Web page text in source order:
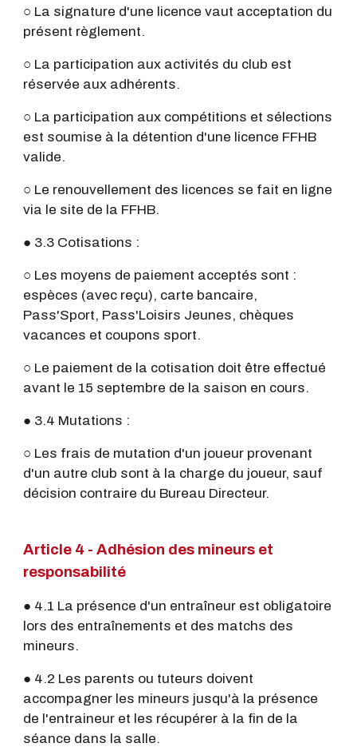
○ La signature d'une licence vaut acceptation du
présent règlement.
○ La participation aux activités du club est
réservée aux adhérents.
○ La participation aux compétitions et sélections
est soumise à la détention d'une licence FFHB
valide.
○ Le renouvellement des licences se fait en ligne
via le site de la FFHB.
● 3.3 Cotisations :
○ Les moyens de paiement acceptés sont :
espèces (avec reçu), carte bancaire,
Pass'Sport, Pass'Loisirs Jeunes, chèques
vacances et coupons sport.
○ Le paiement de la cotisation doit être effectué
avant le 15 septembre de la saison en cours.
● 3.4 Mutations :
○ Les frais de mutation d'un joueur provenant
d'un autre club sont à la charge du joueur, sauf
décision contraire du Bureau Directeur.
Article 4 - Adhésion des mineurs et
responsabilité
● 4.1 La présence d'un entraîneur est obligatoire
lors des entraînements et des matchs des
mineurs.
● 4.2 Les parents ou tuteurs doivent
accompagner les mineurs jusqu'à la présence
de l'entraineur et les récupérer à la fin de la
séance dans la salle.